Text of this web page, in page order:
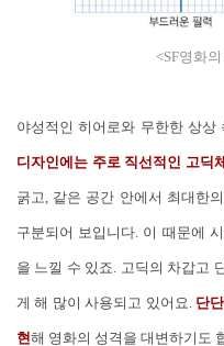
<SF영화
야성적인 히어로와 무한한 상
디자인에는 주로 직선적인 고딕
굵고, 같은 공간 안에서 최대한
구분되어 보입니다. 이 때문에
을 느낄 수 있죠. 고딕의 차갑고
게 해 많이 사용되고 있어요. 단
현 해 영화의 성격을 대변하기도